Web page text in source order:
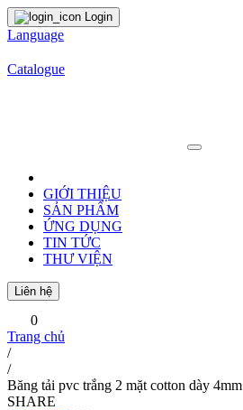
Login
Language
Catalogue
GIỚI THIỆU
SẢN PHẨM
ỨNG DỤNG
TIN TỨC
THƯ VIỆN
Liên hệ
0
Trang chủ
/
/
Băng tải pvc trắng 2 mặt cotton dày 4mm
SHARE